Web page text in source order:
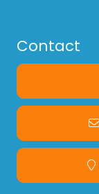
Contact